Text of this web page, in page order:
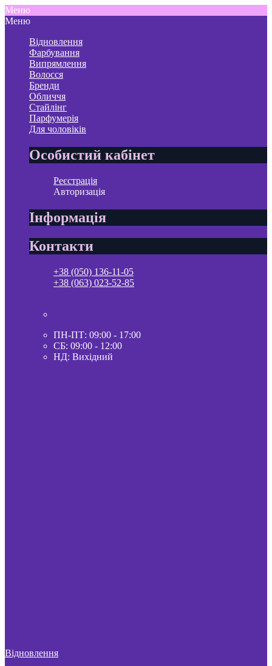
Меню
Меню
Відновлення
Фарбування
Випрямлення
Волосся
Бренди
Обличчя
Стайлінг
Парфумерія
Для чоловіків
Особистий кабінет
Реєстрація
Авторизація
Інформація
Контакти
+38 (050) 136-11-05
+38 (063) 023-52-85
ПН-ПТ: 09:00 - 17:00
СБ: 09:00 - 12:00
НД: Вихідний
Відновлення